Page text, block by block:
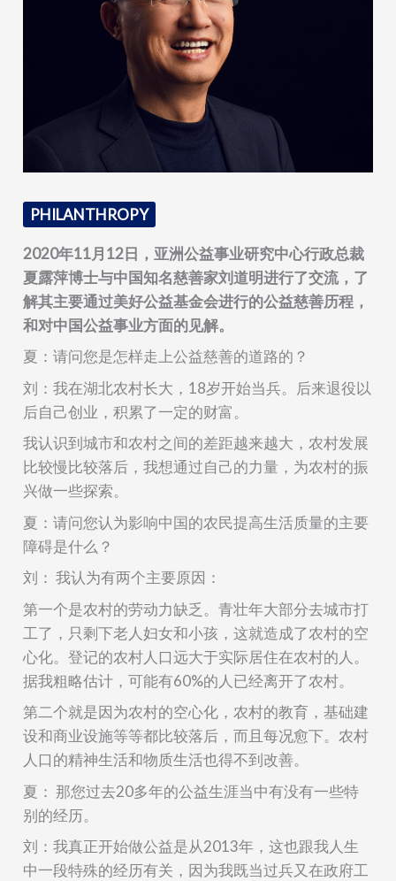
PHILANTHROPY
2020年11月12日，亚洲公益事业研究中心行政总裁
夏露萍博士与中国知名慈善家刘道明进行了交流，了
解其主要通过美好公益基金会进行的公益慈善历程，
和对中国公益事业方面的见解。
夏：请问您是怎样走上公益慈善的道路的？
刘：我在湖北农村长大，18岁开始当兵。后来退役以
后自己创业，积累了一定的财富。
我认识到城市和农村之间的差距越来越大，农村发展
比较慢比较落后，我想通过自己的力量，为农村的振
兴做一些探索。
夏：请问您认为影响中国的农民提高生活质量的主要
障碍是什么？
刘：我认为有两个主要原因：
第一个是农村的劳动力缺乏。青壮年大部分去城市打
工了，只剩下老人妇女和小孩，这就造成了农村的空
心化。登记的农村人口远大于实际居住在农村的人。
据我粗略估计，可能有60%的人已经离开了农村。
第二个就是因为农村的空心化，农村的教育，基础建
设和商业设施等等都比较落后，而且每况愈下。农村
人口的精神生活和物质生活也得不到改善。
夏： 那您过去20多年的公益生涯当中有没有一些特
别的经历。
刘：我真正开始做公益是从2013年，这也跟我人生
中一段特殊的经历有关，因为我既当过兵又在政府工